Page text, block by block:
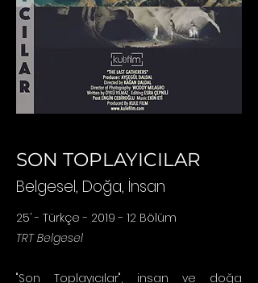
SON TOPLAYICILAR
Belgesel, Doğa, İnsan
25’ - Türkçe - 2019 - 12 Bölüm
TRT Belgesel
"Son Toplayıcılar", insan ve doğa